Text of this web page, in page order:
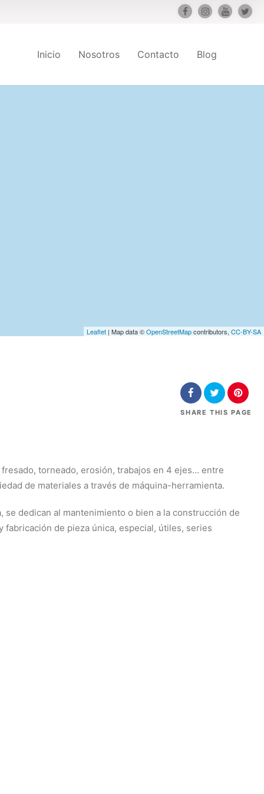
Inicio Nosotros Contacto Blog
Leaflet | Map data ©OpenStreetMapcontributors, CC-BY-SA
SHARE THIS PAGE
torneado, erosión, trabajos en 4 ejes… entre
de materiales a través de máquina-herramienta.
dedican al mantenimiento o bien a la construcción de
de pieza única, especial, útiles, series